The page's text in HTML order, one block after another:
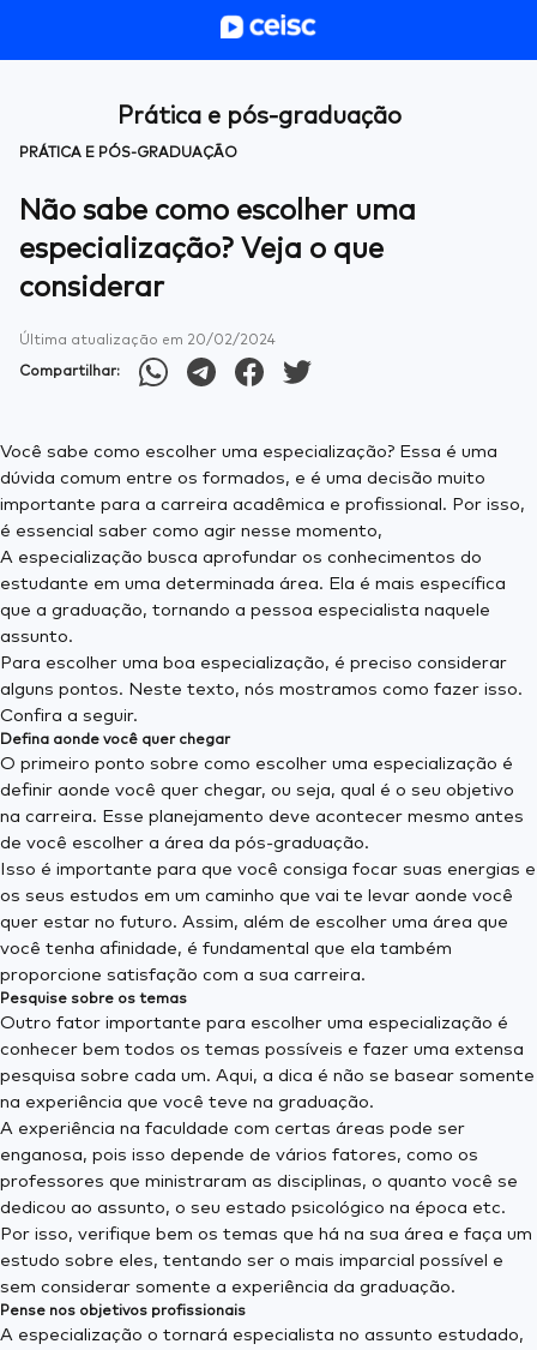
Prática e pós-graduação
PRÁTICA E PÓS-GRADUAÇÃO
Não sabe como escolher uma
especialização? Veja o que
considerar
Última atualização em 20/02/2024
Compartilhar:
Você sabe como escolher uma especialização? Essa é uma
dúvida comum entre os formados, e é uma decisão muito
importante para a carreira acadêmica e profissional. Por isso,
é essencial saber como agir nesse momento,
A especialização busca aprofundar os conhecimentos do
estudante em uma determinada área. Ela é mais específica
que a graduação, tornando a pessoa especialista naquele
assunto.
Para escolher uma boa especialização, é preciso considerar
alguns pontos. Neste texto, nós mostramos como fazer isso.
Confira a seguir.
Defina aonde você quer chegar
O primeiro ponto sobre como escolher uma especialização é
definir aonde você quer chegar, ou seja, qual é o seu objetivo
na carreira. Esse planejamento deve acontecer mesmo antes
de você escolher a área da pós-graduação.
Isso é importante para que você consiga focar suas energias e
os seus estudos em um caminho que vai te levar aonde você
quer estar no futuro. Assim, além de escolher uma área que
você tenha afinidade, é fundamental que ela também
proporcione satisfação com a sua carreira.
Pesquise sobre os temas
Outro fator importante para escolher uma especialização é
conhecer bem todos os temas possíveis e fazer uma extensa
pesquisa sobre cada um. Aqui, a dica é não se basear somente
na experiência que você teve na graduação.
A experiência na faculdade com certas áreas pode ser
enganosa, pois isso depende de vários fatores, como os
professores que ministraram as disciplinas, o quanto você se
dedicou ao assunto, o seu estado psicológico na época etc.
Por isso, verifique bem os temas que há na sua área e faça um
estudo sobre eles, tentando ser o mais imparcial possível e
sem considerar somente a experiência da graduação.
Pense nos objetivos profissionais
A especialização o tornará especialista no assunto estudado,